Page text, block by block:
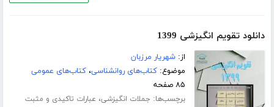
دانلود تقویم انگیزشی 1399
از:شهریار مرزبان
موضوع:کتاب‌های روانشناسی،کتاب‌های عمومی
۸۵ صفحه
برچسب‌ها: جملات انگیزشی، عبارات تاکیدی و مثبت